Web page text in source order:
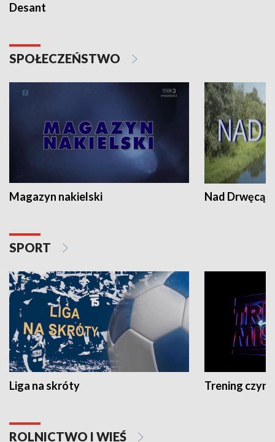
Desant
SPOŁECZEŃSTWO
Magazyn nakielski Nad Drwęcą
SPORT
Liga na skróty Trening czyni
ROLNICTWO I WIEŚ